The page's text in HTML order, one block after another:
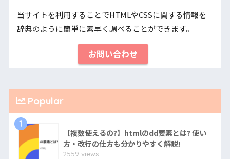
当サイトを利用することでHTMLやCSSに関する情報を
辞典のように簡単に素早く調べることができます。
お問い合わせ
Popular
1
【複数使えるの?】htmlのdd要素とは? 使い
方・改行の仕方も分かりやすく解説!
2559 views